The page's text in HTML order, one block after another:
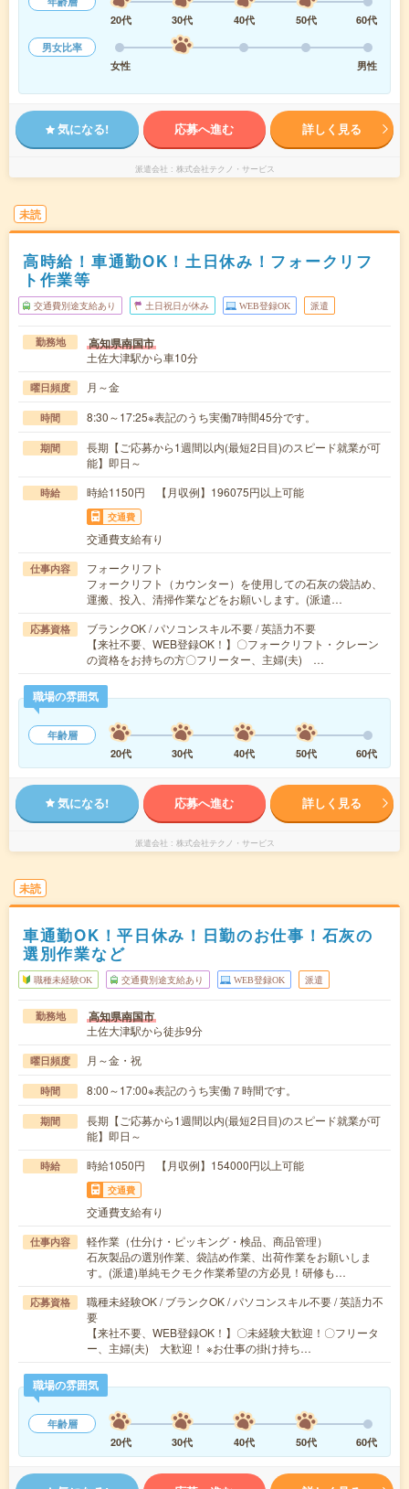
20代
30代 40代 50代
60代
男女比率
女性
男性
気になる! 応募へ進む 詳しく見る
派遣会社 株式会社テクノ・サービス
未読
高時給！車通勤OK！土日休み！フォークリフ
ト作業等
交通費別途支給あり 土日祝日が休み WEB登録OK 派遣
勤務地 高知県南国市
土佐大津駅から車10分
曜日頻度 月～金
時間 8:30～17:25※表記のうち実働7時間45分です。
期間
長期【ご応募から1週間以内(最短2日目)のスピード就業が可
能】即日～
時給 時給1150円 【月収例】196075円以上可能
交通費
交通費支給有り
仕事内容
フォークリフト
フォークリフト（カウンター）を使用しての石灰の袋詰め、
運搬、投入、清掃作業などをお願いします。(派遣…
応募資格
ブランクOK / パソコンスキル不要 / 英語力不要
【来社不要、WEB登録OK！】〇フォークリフト・クレーン
の資格をお持ちの方〇フリーター、主婦(夫) …
職場の雰囲気
年齢層
20代
30代 40代 50代 60代
気になる! 応募へ進む 詳しく見る
派遣会社 株式会社テクノ・サービス
未読
車通勤OK！平日休み！日勤のお仕事！石灰の
選別作業など
職種未経験OK 交通費別途支給あり WEB登録OK 派遣
勤務地 高知県南国市
土佐大津駅から徒歩9分
曜日頻度 月～金・祝
時間 8:00～17:00※表記のうち実働７時間です。
期間
長期【ご応募から1週間以内(最短2日目)のスピード就業が可
能】即日～
時給 時給1050円 【月収例】154000円以上可能
交通費
交通費支給有り
仕事内容
軽作業（仕分け・ピッキング・検品、商品管理）
石灰製品の選別作業、袋詰め作業、出荷作業をお願いしま
す。(派遣)単純モクモク作業希望の方必見！研修も…
応募資格
職種未経験OK / ブランクOK / パソコンスキル不要 / 英語力不
要
【来社不要、WEB登録OK！】〇未経験大歓迎！〇フリータ
ー、主婦(夫) 大歓迎！ ※お仕事の掛け持ち…
職場の雰囲気
年齢層
20代
30代 40代 50代 60代